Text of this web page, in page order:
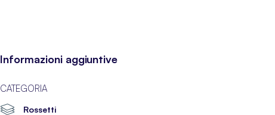
Informazioni aggiuntive
CATEGORIA
Rossetti